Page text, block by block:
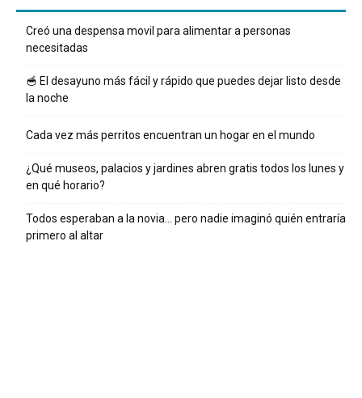
Creó una despensa movil para alimentar a personas
necesitadas
🥣 El desayuno más fácil y rápido que puedes dejar listo desde
la noche
Cada vez más perritos encuentran un hogar en el mundo
¿Qué museos, palacios y jardines abren gratis todos los lunes y
en qué horario?
Todos esperaban a la novia… pero nadie imaginó quién entraría
primero al altar